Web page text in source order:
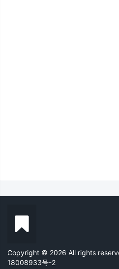
Copyright © 2026 All rights
18008933号-2